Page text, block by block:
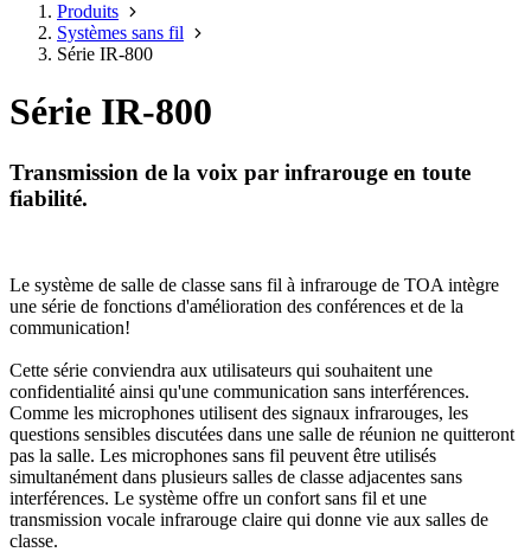
Produits
Systèmes sans fil
Série IR-800
Série IR-800
Transmission de la voix par infrarouge en toute
fiabilité.
Le système de salle de classe sans fil à infrarouge de TOA intègre
une série de fonctions d'amélioration des conférences et de la
communication!
Cette série conviendra aux utilisateurs qui souhaitent une
confidentialité ainsi qu'une communication sans interférences.
Comme les microphones utilisent des signaux infrarouges, les
questions sensibles discutées dans une salle de réunion ne quitteront
pas la salle. Les microphones sans fil peuvent être utilisés
simultanément dans plusieurs salles de classe adjacentes sans
interférences. Le système offre un confort sans fil et une
transmission vocale infrarouge claire qui donne vie aux salles de
classe.